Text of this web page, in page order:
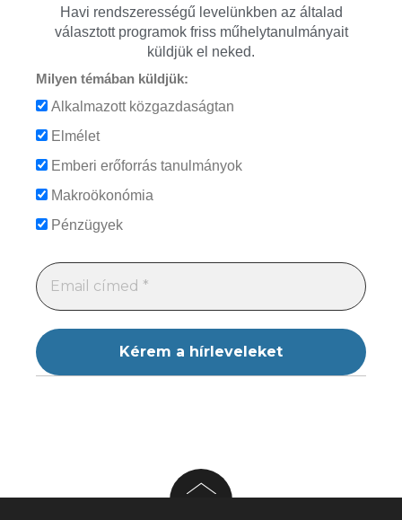
Havi rendszerességű levelünkben az általad
választott programok friss műhelytanulmányait
küldjük el neked.
Milyen témában küldjük:
Alkalmazott közgazdaságtan
Elmélet
Emberi erőforrás tanulmányok
Makroökonómia
Pénzügyek